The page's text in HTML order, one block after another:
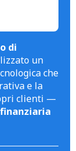
di
un
che
e la
clienti —